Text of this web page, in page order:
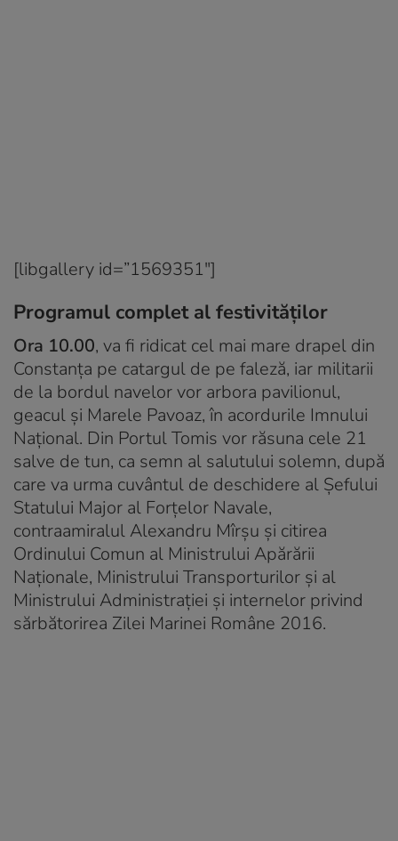
[libgallery id=”1569351″]
Programul complet al festivităților
Ora 10.00, va fi ridicat cel mai mare drapel din
Constanța pe catargul de pe faleză, iar militarii
de la bordul navelor vor arbora pavilionul,
geacul și Marele Pavoaz, în acordurile Imnului
Național. Din Portul Tomis vor răsuna cele 21
salve de tun, ca semn al salutului solemn, după
care va urma cuvântul de deschidere al Şefului
Statului Major al Forțelor Navale,
contraamiralul Alexandru Mîrșu și citirea
Ordinului Comun al Ministrului Apărării
Naţionale, Ministrului Transporturilor şi al
Ministrului Administraţiei şi internelor privind
sărbătorirea Zilei Marinei Române 2016.